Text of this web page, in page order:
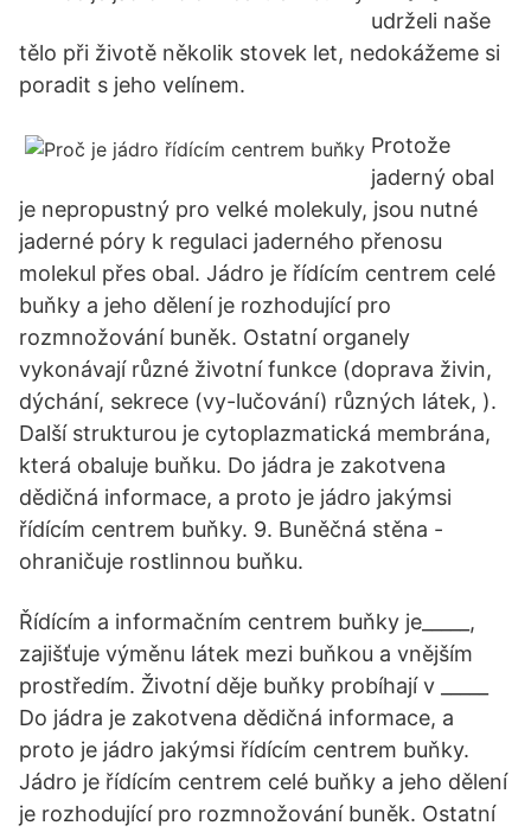
udrželi naše
tělo při životě několik stovek let, nedokážeme si
poradit s jeho velínem.
Protože
jaderný obal
je nepropustný pro velké molekuly, jsou nutné
jaderné póry k regulaci jaderného přenosu
molekul přes obal. Jádro je řídícím centrem celé
buňky a jeho dělení je rozhodující pro
rozmnožování buněk. Ostatní organely
vykonávají různé životní funkce (doprava živin,
dýchání, sekrece (vy-lučování) různých látek, ).
Další strukturou je cytoplazmatická membrána,
která obaluje buňku. Do jádra je zakotvena
dědičná informace, a proto je jádro jakýmsi
řídícím centrem buňky. 9. Buněčná stěna -
ohraničuje rostlinnou buňku.
Řídícím a informačním centrem buňky je_____,
zajišťuje výměnu látek mezi buňkou a vnějším
prostředím. Životní děje buňky probíhají v _____
Do jádra je zakotvena dědičná informace, a
proto je jádro jakýmsi řídícím centrem buňky.
Jádro je řídícím centrem celé buňky a jeho dělení
je rozhodující pro rozmnožování buněk. Ostatní